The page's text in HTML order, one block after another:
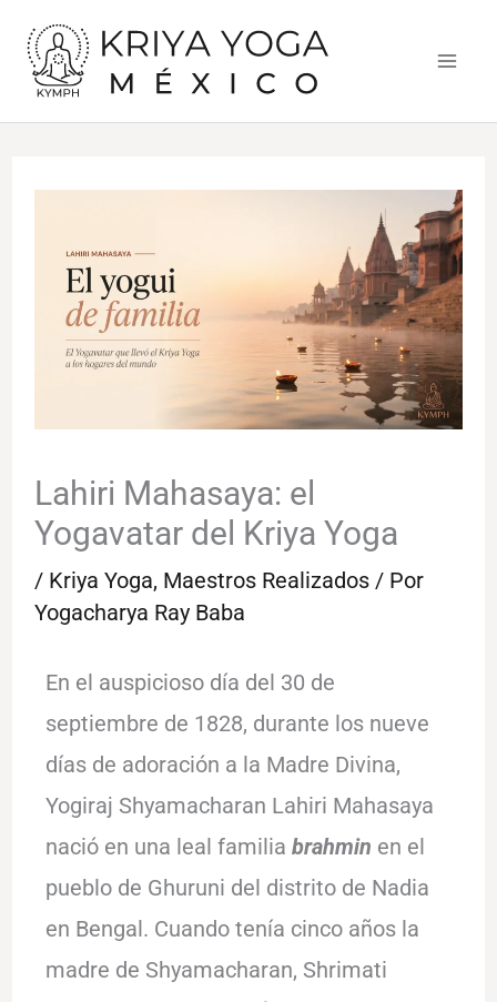
contenido
Lahiri Mahasaya: el
Yogavatar del Kriya Yoga
/ Kriya Yoga, Maestros Realizados/ Por
Yogacharya Ray Baba
En el auspicioso día del 30 de
septiembre de 1828, durante los nueve
días de adoración a la Madre Divina,
Yogiraj Shyamacharan Lahiri Mahasaya
nació en una leal familia brahmin en el
pueblo de Ghuruni del distrito de Nadia
en Bengal. Cuando tenía cinco años la
madre de Shyamacharan, Shrimati